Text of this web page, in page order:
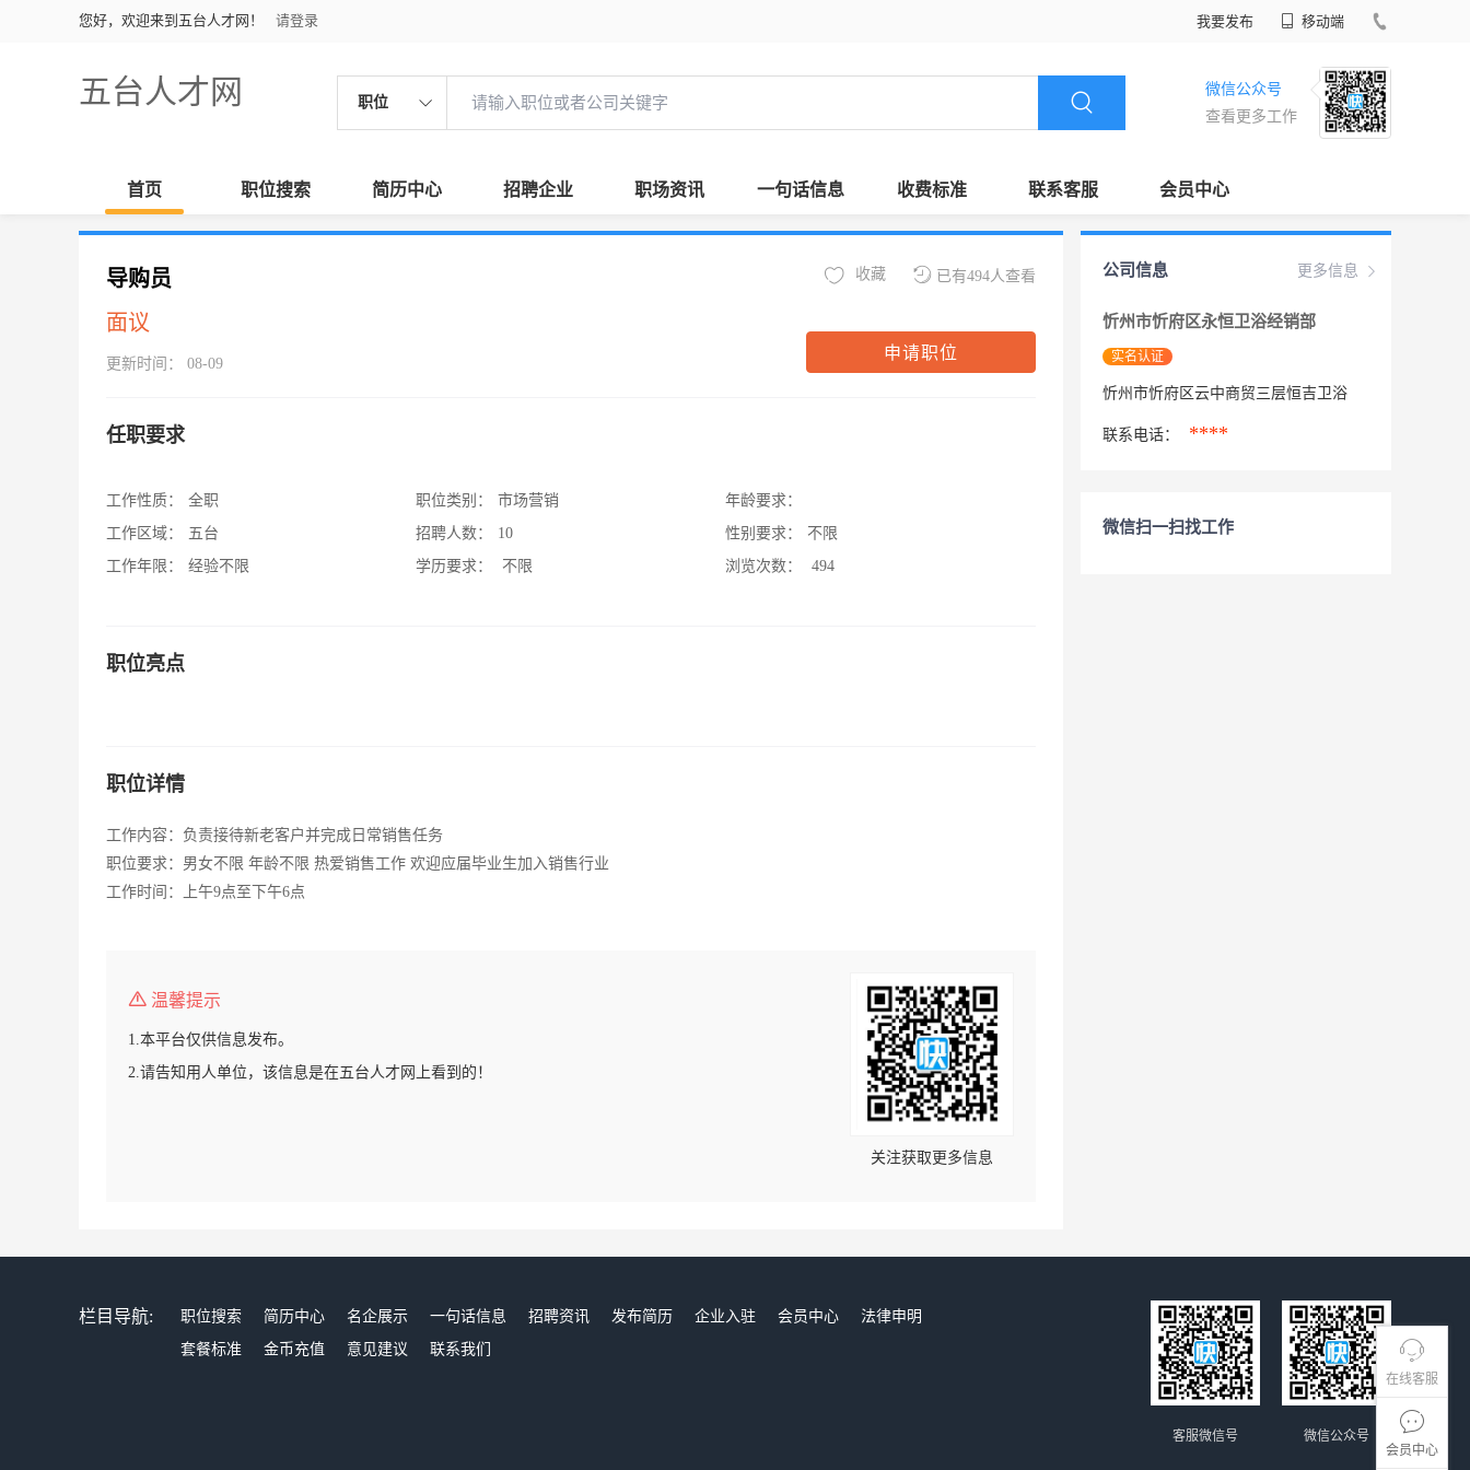
您好，欢迎来到五台人才网！ 请登录 我要发布 移动端
五台人才网 职位
微信公众号
查看更多工作
首页 职位搜索 简历中心 招聘企业 职场资讯 一句话信息 收费标准 联系客服 会员中心
在线客服
会员中心
导购员
面议
更新时间： 08-09
已有494人查看
收藏
申请职位
任职要求
工作性质：
全职
工作区域：
五台
工作年限：
经验不限
职位类别：
市场营销
招聘人数：
10
学历要求：
不限
年龄要求：
性别要求：
不限
浏览次数：
494
职位亮点
职位详情
工作内容：负责接待新老客户并完成日常销售任务
职位要求：男女不限 年龄不限 热爱销售工作 欢迎应届毕业生加入销售行业
工作时间：上午9点至下午6点
温馨提示
1.本平台仅供信息发布。
2.请告知用人单位，该信息是在五台人才网上看到的！
关注获取更多信息
更多信息
公司信息
忻州市忻府区永恒卫浴经销部
实名认证
忻州市忻府区云中商贸三层恒吉卫浴
联系电话： ****
微信扫一扫找工作
栏目导航: 职位搜索 简历中心 名企展示 一句话信息 招聘资讯 发布简历 企业入驻 会员中心
法律申明
套餐标准
金币充值 意见建议 联系我们
微信公众号
客服微信号